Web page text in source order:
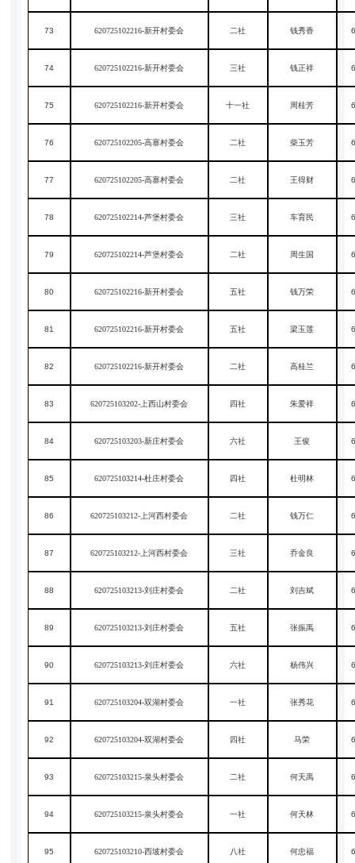
73 620725102216-新开村委会 二社 钱秀香
74 620725102216-新开村委会 三社 钱正祥
75 620725102216-新开村委会 十一社 周桂芳
76 620725102205-高寨村委会 二社 柴玉芳
77 620725102205-高寨村委会 二社 王得财
78 620725102214-芦堡村委会 三社 车育民
79 620725102214-芦堡村委会 二社 周生国
80 620725102216-新开村委会 五社 钱万荣
81 620725102216-新开村委会 五社 梁玉莲
82 620725102216-新开村委会 二社 高桂兰
83 620725103202-上西山村委会 四社 朱爱祥
84 620725103203-新庄村委会 六社 王俊
85 620725103214-杜庄村委会 四社 杜明林
86 620725103212-上河西村委会 二社 钱万仁
87 620725103212-上河西村委会 三社 乔金良
88 620725103213-刘庄村委会 二社 刘吉斌
89 620725103213-刘庄村委会 五社 张振禹
90 620725103213-刘庄村委会 六社 杨伟兴
91 620725103204-双湖村委会 一社 张秀花
92 620725103204-双湖村委会 四社 马荣
93 620725103215-泉头村委会 二社 何天禹
94 620725103215-泉头村委会 一社 何天林
95 620725103210-西坡村委会 八社 何忠福